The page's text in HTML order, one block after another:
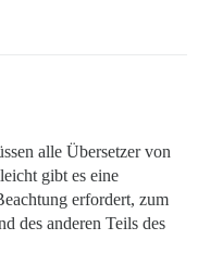
alle Übersetzer von
gibt es eine
erfordert, zum
des anderen Teils des